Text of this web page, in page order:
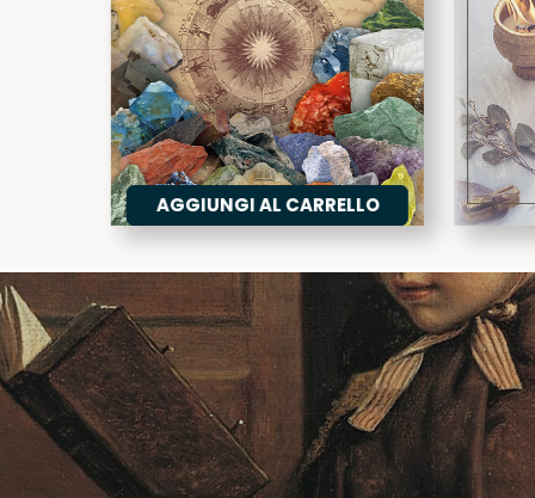
AGGIUNGI AL CARRELLO